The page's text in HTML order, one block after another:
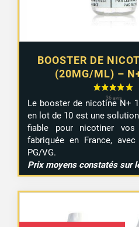
BOOSTER DE
(20MG/ML) –
Le booster de nicotine N+
en lot de 10 est une
fiable pour nicotiner vos
fabriquée en France,
PG/VG.
Prix moyens constatés sur